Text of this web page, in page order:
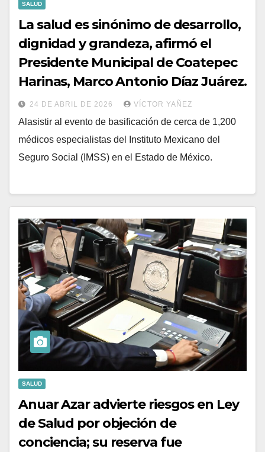
SALUD
La salud es sinónimo de desarrollo,
dignidad y grandeza, afirmó el
Presidente Municipal de Coatepec
Harinas, Marco Antonio Díaz Juárez.
24 DE ABRIL DE 2026 VÍCTOR YAÑEZ
Alasistir al evento de basificación de cerca de 1,200
médicos especialistas del Instituto Mexicano del
Seguro Social (IMSS) en el Estado de México.
SALUD
Anuar Azar advierte riesgos en Ley
de Salud por objeción de
conciencia; su reserva fue